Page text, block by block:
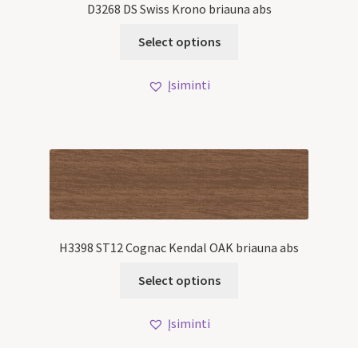
D3268 DS Swiss Krono briauna abs
Select options
Įsiminti
H3398 ST12 Cognac Kendal OAK briauna abs
Select options
Įsiminti